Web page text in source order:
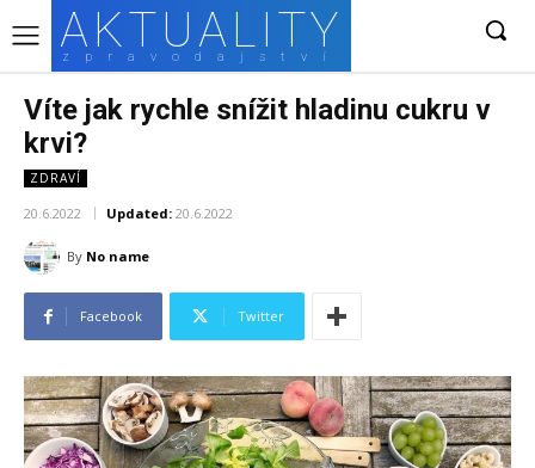
AKTUALITY
zpravodajství
Víte jak rychle snížit hladinu cukru v
krvi?
ZDRAVÍ
20.6.2022 Updated: 20.6.2022
By No name
Facebook Twitter